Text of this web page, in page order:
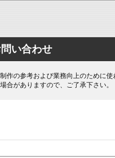
い合わせ
の参考および業務向上のために使
合がありますので、ご了承下さい。